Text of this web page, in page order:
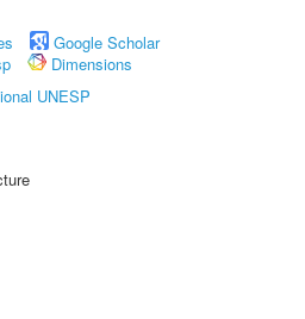
Google Scholar
Dimensions
UNESP